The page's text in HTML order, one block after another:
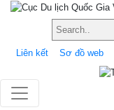
Liên kết Sơ đồ web